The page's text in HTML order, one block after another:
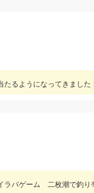
たるようになってきました
バゲーム 二枚潮で釣り